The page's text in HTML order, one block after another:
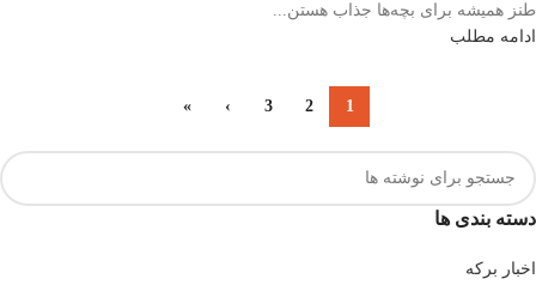
طنز همیشه برای بچه‌ها جذاب هستن...
ادامه مطلب
1
2
3
›
»
دسته بندی ها
اخبار برکه